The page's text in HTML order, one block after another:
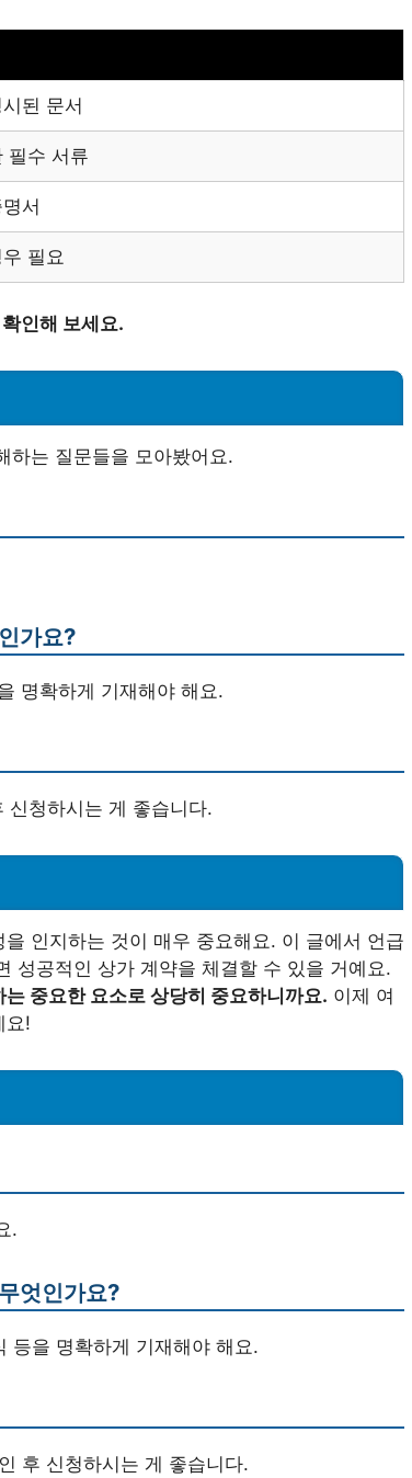
된 문서
필수 서류
서
필요
인해 보세요.
하는 질문들을 모아봤어요.
가요?
명확하게 기재해야 해요.
신청하시는 게 좋습니다.
인지하는 것이 매우 중요해요. 이 글에서 언급
성공적인 상가 계약을 체결할 수 있을 거예요.
중요한 요소로 상당히 중요하니까요. 이제 여
요!
.
엇인가요?
등을 명확하게 기재해야 해요.
후 신청하시는 게 좋습니다.